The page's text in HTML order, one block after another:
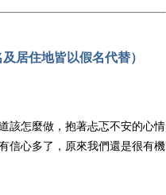
居住地皆以假名代替）
該怎麼做，抱著忐忑不安的心情
信心多了，原來我們還是很有機